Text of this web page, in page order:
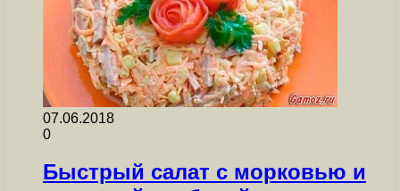
07.06.2018
0
Быстрый салат с морковью и